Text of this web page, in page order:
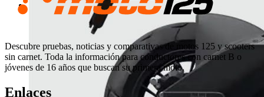
Descubre pruebas, noticias y comparativas de motos 125 y scooters
sin carnet. Toda la información para conductores con carnet B o
jóvenes de 16 años que buscan su primera moto.
Enlaces